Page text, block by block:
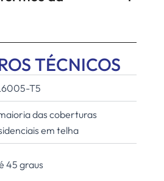
TÉCNICOS
T5
das coberturas
em telha
45 graus